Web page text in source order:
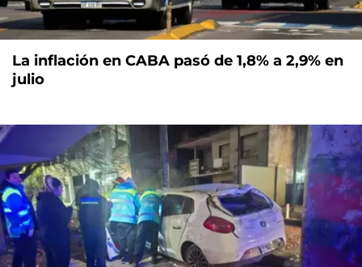
La inflación en CABA pasó de 1,8% a 2,9% en
julio